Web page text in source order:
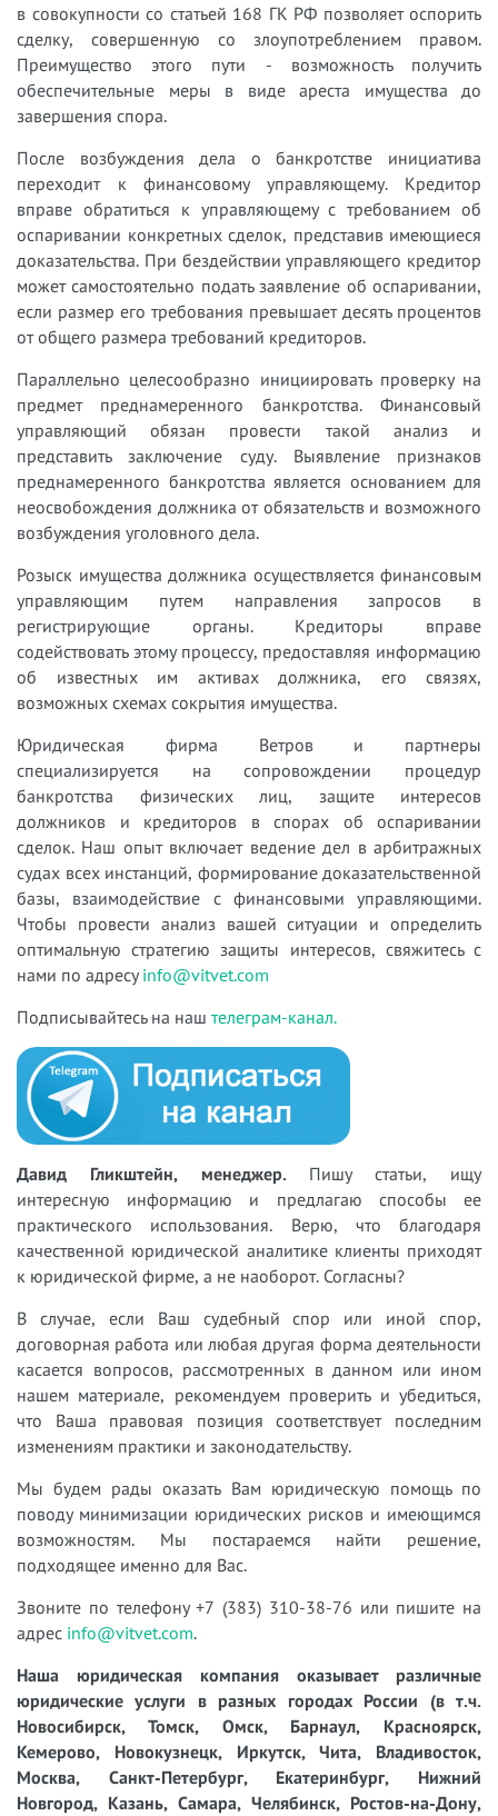
в совокупности со статьей 168 ГК РФ позволяет оспорить
сделку, совершенную со злоупотреблением правом.
Преимущество этого пути - возможность получить
обеспечительные меры в виде ареста имущества до
завершения спора.
После возбуждения дела о банкротстве инициатива
переходит к финансовому управляющему. Кредитор
вправе обратиться к управляющему с требованием об
оспаривании конкретных сделок, представив имеющиеся
доказательства. При бездействии управляющего кредитор
может самостоятельно подать заявление об оспаривании,
если размер его требования превышает десять процентов
от общего размера требований кредиторов.
Параллельно целесообразно инициировать проверку на
предмет преднамеренного банкротства. Финансовый
управляющий обязан провести такой анализ и
представить заключение суду. Выявление признаков
преднамеренного банкротства является основанием для
неосвобождения должника от обязательств и возможного
возбуждения уголовного дела.
Розыск имущества должника осуществляется финансовым
управляющим путем направления запросов в
регистрирующие органы. Кредиторы вправе
содействовать этому процессу, предоставляя информацию
об известных им активах должника, его связях,
возможных схемах сокрытия имущества.
Юридическая фирма Ветров и партнеры
специализируется на сопровождении процедур
банкротства физических лиц, защите интересов
должников и кредиторов в спорах об оспаривании
сделок. Наш опыт включает ведение дел в арбитражных
судах всех инстанций, формирование доказательственной
базы, взаимодействие с финансовыми управляющими.
Чтобы провести анализ вашей ситуации и определить
оптимальную стратегию защиты интересов, свяжитесь с
нами по адресуinfo@vitvet.com
Подписывайтесь на наш телеграм-канал.
Давид Гликштейн, менеджер. Пишу статьи, ищу
интересную информацию и предлагаю способы ее
практического использования. Верю, что благодаря
качественной юридической аналитике клиенты приходят
к юридической фирме, а не наоборот. Согласны?
В случае, если Ваш судебный спор или иной спор,
договорная работа или любая другая форма деятельности
касается вопросов, рассмотренных в данном или ином
нашем материале, рекомендуем проверить и убедиться,
что Ваша правовая позиция соответствует последним
изменениям практики и законодательству.
Мы будем рады оказать Вам юридическую помощь по
поводу минимизации юридических рисков и имеющимся
возможностям. Мы постараемся найти решение,
подходящее именно для Вас.
Звоните по телефону +7 (383) 310-38-76 или пишите на
адрес info@vitvet.com.
Наша юридическая компания оказывает различные
юридические услуги в разных городах России (в т.ч.
Новосибирск, Томск, Омск, Барнаул, Красноярск,
Кемерово, Новокузнецк, Иркутск, Чита, Владивосток,
Москва, Санкт-Петербург, Екатеринбург, Нижний
Новгород, Казань, Самара, Челябинск, Ростов-на-Дону,